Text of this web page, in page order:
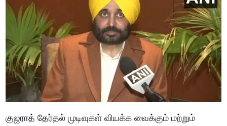
குஜராத் தேர்தல் முடிவுகள் வியக்க வைக்கும் மற்றும்